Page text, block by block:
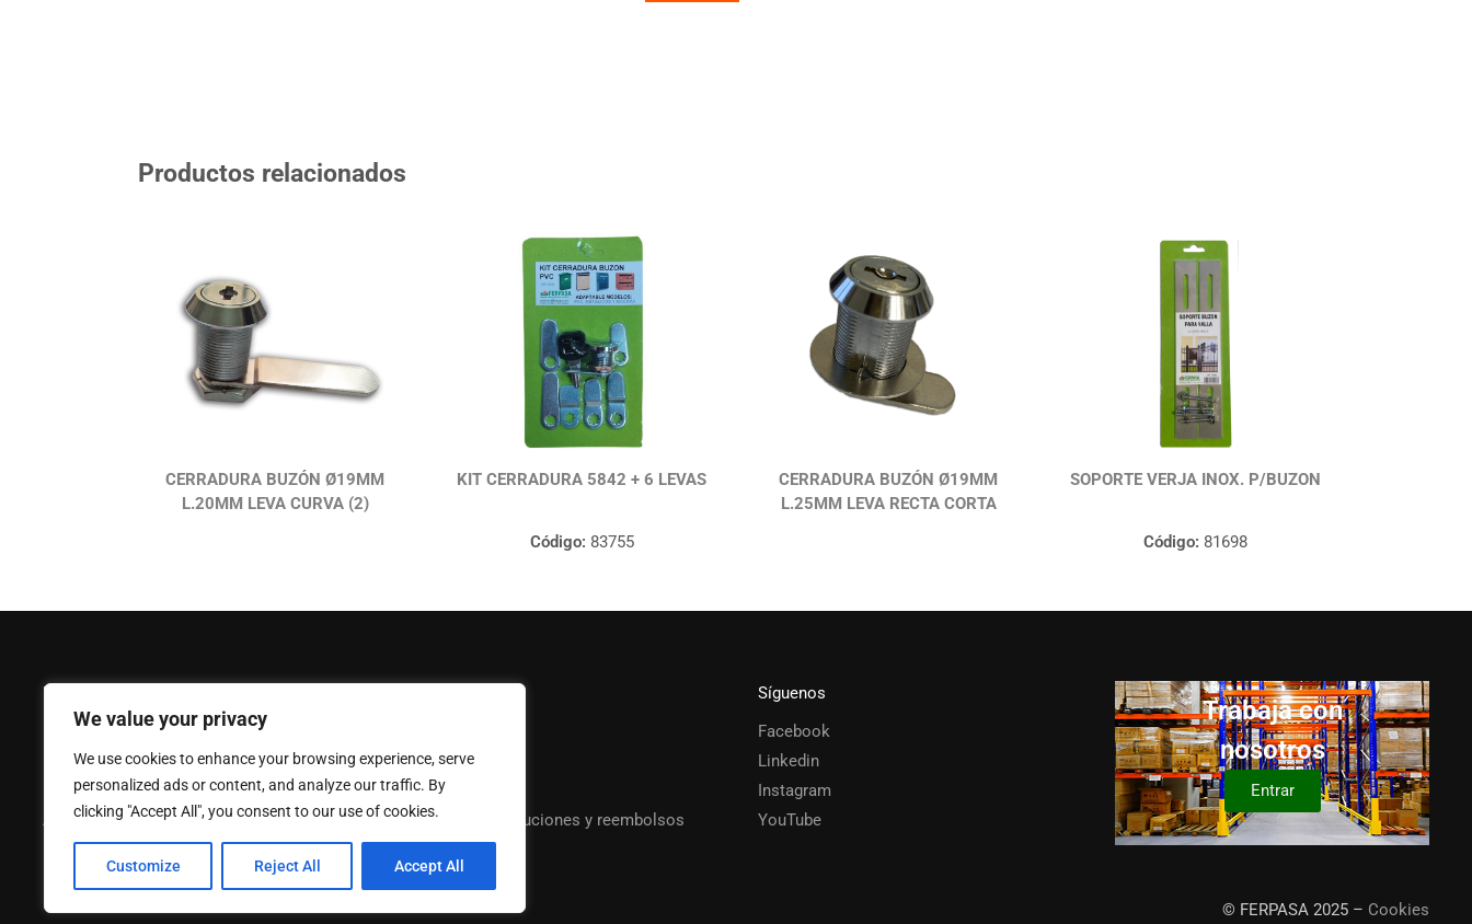
We value your privacy
We use cookies to enhance your browsing experience, serve
personalized ads or content, and analyze our traffic. By
clicking "Accept All", you consent to our use of cookies.
Customize Reject All Accept All
Productos relacionados
CERRADURA BUZÓN Ø19MM
L.20MM LEVA CURVA (2)
KIT CERRADURA 5842 + 6 LEVAS
Código: 83755
CERRADURA BUZÓN Ø19MM
L.25MM LEVA RECTA CORTA
SOPORTE VERJA INOX. P/BUZON
Código: 81698
FERPASA
Empresa
Noticias
Política de privacidad
Aviso legal
Contáctanos
Catálogo
Política de devoluciones y reembolsos
Síguenos
Facebook
Linkedin
Instagram
YouTube
Trabaja con
nosotros
Entrar
© FERPASA 2025 – Cookies